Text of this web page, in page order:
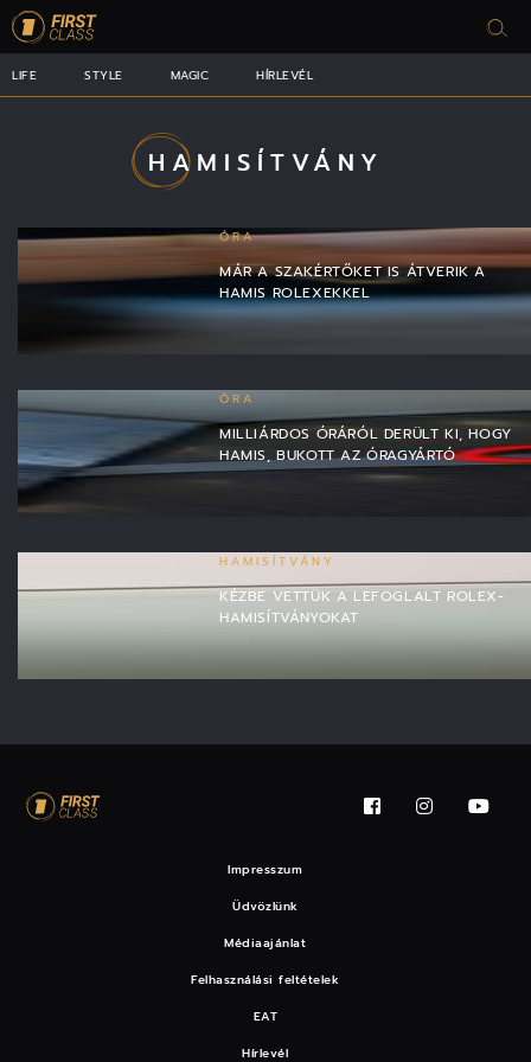
LIFE STYLE MAGIC HÍRLEVÉL
HAMISÍTVÁNY
ÓRA
MÁR A SZAKÉRTŐKET IS ÁTVERIK A
HAMIS ROLEXEKKEL
ÓRA
MILLIÁRDOS ÓRÁRÓL DERÜLT KI, HOGY
HAMIS, BUKOTT AZ ÓRAGYÁRTÓ
HAMISÍTVÁNY
KÉZBE VETTÜK A LEFOGLALT ROLEX-
HAMISÍTVÁNYOKAT
Impresszum
Üdvözlünk
Médiaajánlat
Felhasználási feltételek
EAT
Hírlevél